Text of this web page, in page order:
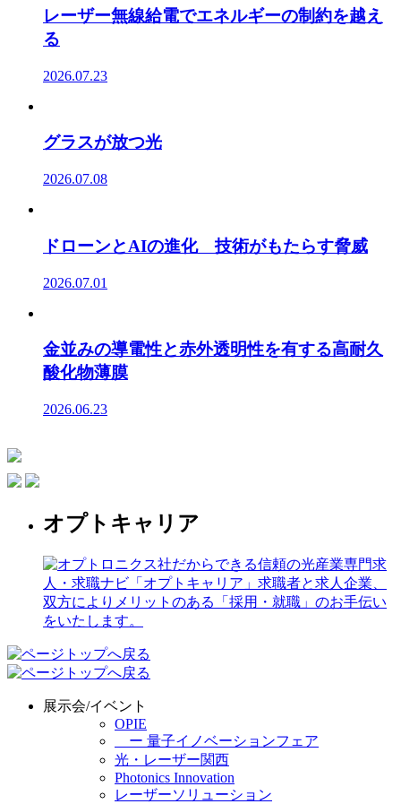
レーザー無線給電でエネルギーの制約を越え
る
2026.07.23
グラスが放つ光
2026.07.08
ドローンとAIの進化 技術がもたらす脅威
2026.07.01
金並みの導電性と赤外透明性を有する高耐久
酸化物薄膜
2026.06.23
オプトキャリア
展示会/イベント
OPIE
ー 量子イノベーションフェア
光・レーザー関西
Photonics Innovation
レーザーソリューション